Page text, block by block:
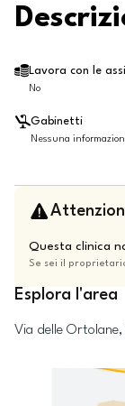
Lavora con le
No
Gabinetti
Nessuna
Questa clinica
Se sei il
Esplora l'area
Via delle